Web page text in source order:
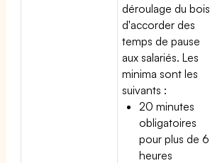
déroulage du bois
d'accorder des
temps de pause
aux salariés. Les
minima sont les
suivants :
20 minutes
obligatoires
pour plus de 6
heures